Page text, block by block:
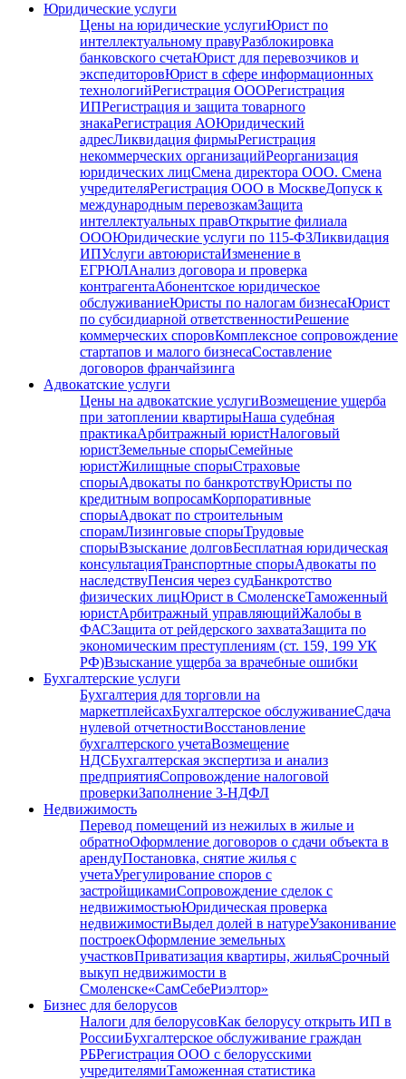
Юридические услуги
Цены на юридические услугиЮрист по
интеллектуальному правуРазблокировка
банковского счетаЮрист для перевозчиков и
экспедиторовЮрист в сфере информационных
технологийРегистрация ОООРегистрация
ИПРегистрация и защита товарного
знакаРегистрация АОЮридический
адресЛиквидация фирмыРегистрация
некоммерческих организацийРеорганизация
юридических лицСмена директора ООО. Смена
учредителяРегистрация ООО в МосквеДопуск к
международным перевозкамЗащита
интеллектуальных правОткрытие филиала
ОООЮридические услуги по 115-ФЗЛиквидация
ИПУслуги автоюристаИзменение в
ЕГРЮЛАнализ договора и проверка
контрагентаАбонентское юридическое
обслуживаниеЮристы по налогам бизнесаЮрист
по субсидиарной ответственностиРешение
коммерческих споровКомплексное сопровождение
стартапов и малого бизнесаСоставление
договоров франчайзинга
Адвокатские услуги
Цены на адвокатские услугиВозмещение ущерба
при затоплении квартирыНаша судебная
практикаАрбитражный юристНалоговый
юристЗемельные спорыСемейные
юристЖилищные спорыСтраховые
спорыАдвокаты по банкротствуЮристы по
кредитным вопросамКорпоративные
спорыАдвокат по строительным
спорамЛизинговые спорыТрудовые
спорыВзыскание долговБесплатная юридическая
консультацияТранспортные спорыАдвокаты по
наследствуПенсия через судБанкротство
физических лицЮрист в СмоленскеТаможенный
юристАрбитражный управляющийЖалобы в
ФАСЗащита от рейдерского захватаЗащита по
экономическим преступлениям (ст. 159, 199 УК
РФ)Взыскание ущерба за врачебные ошибки
Бухгалтерские услуги
Бухгалтерия для торговли на
маркетплейсахБухгалтерское обслуживаниеСдача
нулевой отчетностиВосстановление
бухгалтерского учетаВозмещение
НДСБухгалтерская экспертиза и анализ
предприятияСопровождение налоговой
проверкиЗаполнение 3-НДФЛ
Недвижимость
Перевод помещений из нежилых в жилые и
обратноОформление договоров о сдачи объекта в
арендуПостановка, снятие жилья с
учетаУрегулирование споров с
застройщикамиСопровождение сделок с
недвижимостьюЮридическая проверка
недвижимостиВыдел долей в натуреУзаконивание
построекОформление земельных
участковПриватизация квартиры, жильяСрочный
выкуп недвижимости в
Cмоленске«СамСебеРиэлтор»
Бизнес для белорусов
Налоги для белорусовКак белорусу открыть ИП в
РоссииБухгалтерское обслуживание граждан
РБРегистрация ООО с белорусскими
учредителямиТаможенная статистика